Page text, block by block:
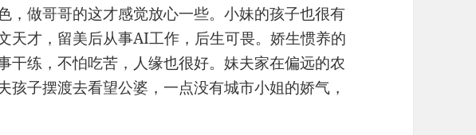
，做哥哥的这才感觉放心一些。小妹的孩子也很有
天才，留美后从事AI工作，后生可畏。娇生惯养的
干练，不怕吃苦，人缘也很好。妹夫家在偏远的农
孩子摆渡去看望公婆，一点没有城市小姐的娇气，